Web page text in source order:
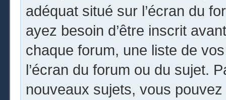
adéquat situé sur l’écran du
ayez besoin d’être inscrit
chaque forum, une liste de
l’écran du forum ou du sujet.
nouveaux sujets, vous